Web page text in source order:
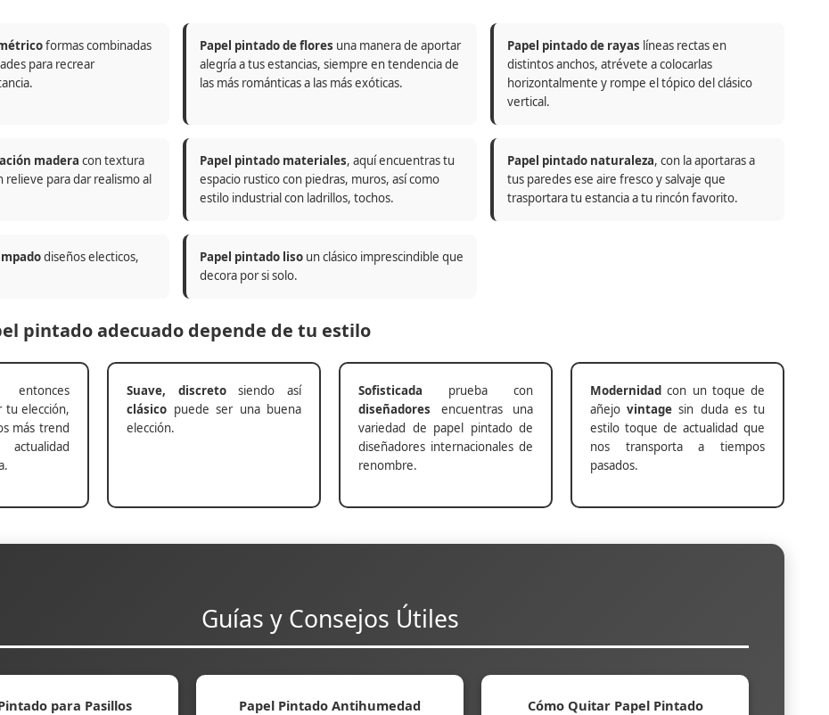
formas combinadas
para recrear
Papel pintado de flores una manera de aportar
alegría a tus estancias, siempre en tendencia de
las más románticas a las más exóticas.
Papel pintado de rayas líneas rectas en
distintos anchos, atrévete a colocarlas
horizontalmente y rompe el tópico del clásico
vertical.
madera con textura
relieve para dar realismo al
Papel pintado materiales, aquí encuentras tu
espacio rustico con piedras, muros, así como
estilo industrial con ladrillos, tochos.
Papel pintado naturaleza, con la aportaras a
tus paredes ese aire fresco y salvaje que
trasportara tu estancia a tu rincón favorito.
diseños electicos,
Papel pintado liso un clásico imprescindible que
decora por si solo.
pintado adecuado depende de tu estilo
tu elección,
más trend
Suave, discretosiendo así
clásico puede ser una buena
elección.
Sofisticada prueba con
diseñadores encuentras una
variedad de papel pintado de
diseñadores internacionales de
renombre.
Modernidad con un toque de
añejovintage sin duda es tu
estilo toque de actualidad que
nos transporta a tiempos
pasados.
Guías y Consejos Útiles
para Pasillos
Papel Pintado Antihumedad Cómo Quitar Papel Pintado